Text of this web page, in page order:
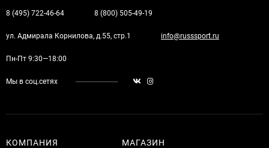
8 (495) 722-46-64 8 (800) 505-49-19
ул. Адмирала Корнилова, д.55, стр.1 info@russsport.ru
Пн-Пт 9:30—18:00
Мы в соц.сетях
КОМПАНИЯ МАГАЗИН